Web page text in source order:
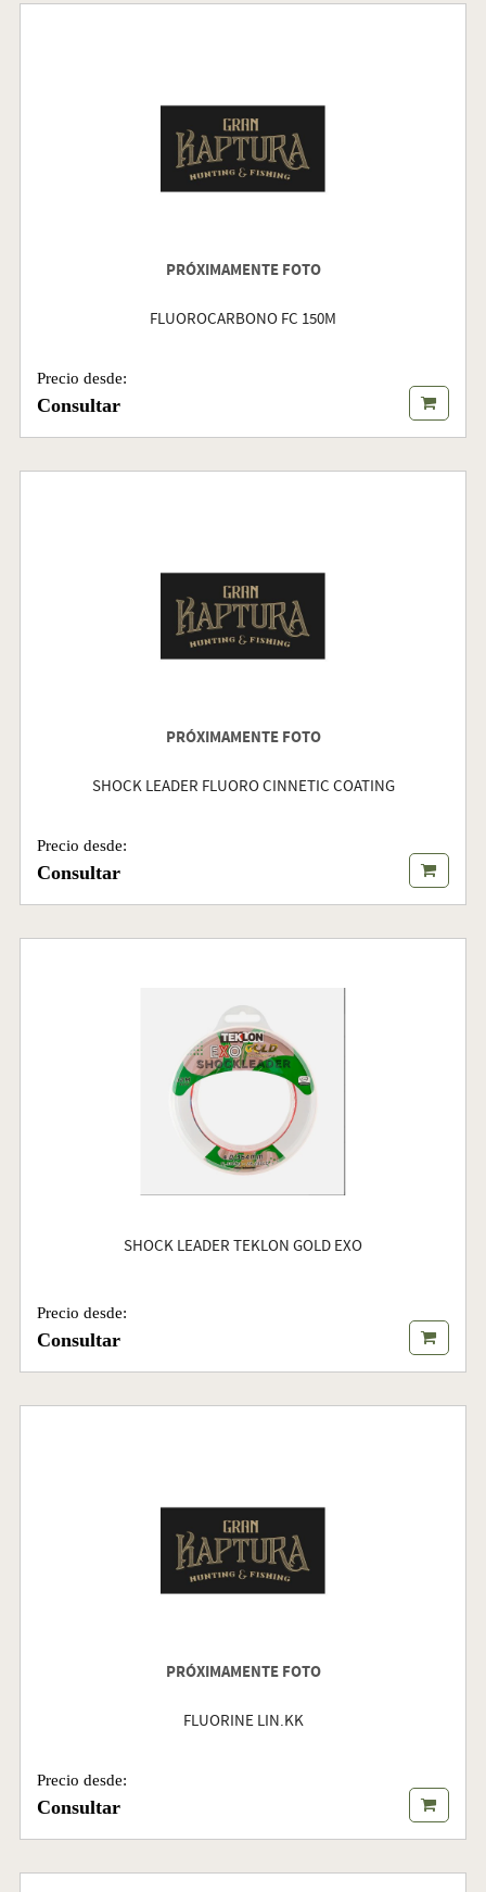
PRÓXIMAMENTE FOTO
FLUOROCARBONO FC 150M
Precio desde:
Consultar
PRÓXIMAMENTE FOTO
SHOCK LEADER FLUORO CINNETIC COATING
Precio desde:
Consultar
SHOCK LEADER TEKLON GOLD EXO
Precio desde:
Consultar
PRÓXIMAMENTE FOTO
FLUORINE LIN.KK
Precio desde:
Consultar